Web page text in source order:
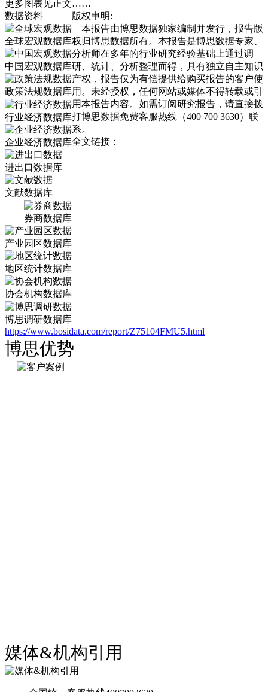
更多图表见正文……
数据资料
全球宏观数据库
中国宏观数据库
政策法规数据库
行业经济数据库
企业经济数据库
进出口数据库
文献数据库
券商数据库
产业园区数据库
地区统计数据库
协会机构数据库
博思调研数据库
版权申明:
本报告由博思数据独家编制并发行，报告版
权归博思数据所有。本报告是博思数据专家、
分析师在多年的行业研究经验基础上通过调
研、统计、分析整理而得，具有独立自主知识
产权，报告仅为有偿提供给购买报告的客户使
用。未经授权，任何网站或媒体不得转载或引
用本报告内容。如需订阅研究报告，请直接拨
打博思数据免费客服热线（400 700 3630）联
系。
全文链接：
https://www.bosidata.com/report/Z75104FMU5.html
博思优势
媒体&机构引用